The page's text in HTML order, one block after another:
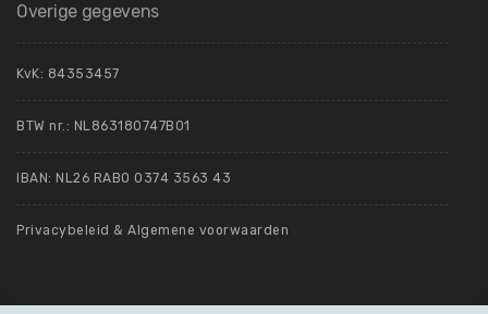
Overige gegevens
KvK: 84353457
BTW nr.: NL863180747B01
IBAN: NL26 RABO 0374 3563 43
Privacybeleid & Algemene voorwaarden